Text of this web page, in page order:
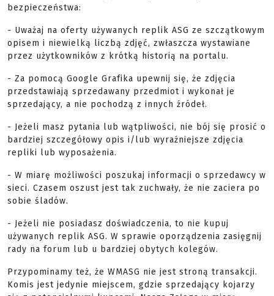
bezpieczeństwa:
- Uważaj na oferty używanych replik ASG ze szczątkowym
opisem i niewielką liczbą zdjęć, zwłaszcza wystawiane
przez użytkowników z krótką historią na portalu.
- Za pomocą Google Grafika upewnij się, że zdjęcia
przedstawiają sprzedawany przedmiot i wykonał je
sprzedający, a nie pochodzą z innych źródeł.
- Jeżeli masz pytania lub wątpliwości, nie bój się prosić o
bardziej szczegółowy opis i/lub wyraźniejsze zdjęcia
repliki lub wyposażenia.
- W miarę możliwości poszukaj informacji o sprzedawcy w
sieci. Czasem oszust jest tak zuchwały, że nie zaciera po
sobie śladów.
- Jeżeli nie posiadasz doświadczenia, to nie kupuj
używanych replik ASG. W sprawie oporządzenia zasięgnij
rady na forum lub u bardziej obytych kolegów.
Przypominamy też, że WMASG nie jest stroną transakcji.
Komis jest jedynie miejscem, gdzie sprzedający kojarzy